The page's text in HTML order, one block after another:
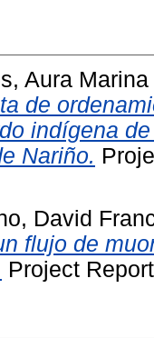
Aura Marina
de
indígena
Nariño.
David
flujo de
Project